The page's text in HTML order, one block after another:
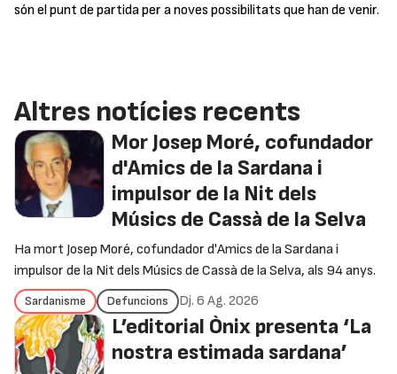
són el punt de partida per a noves possibilitats que han de venir.
Altres notícies recents
Mor Josep Moré, cofundador
d'Amics de la Sardana i
impulsor de la Nit dels
Músics de Cassà de la Selva
Ha mort Josep Moré, cofundador d'Amics de la Sardana i
impulsor de la Nit dels Músics de Cassà de la Selva, als 94 anys.
Sardanisme Defuncions Dj. 6 Ag. 2026
L’editorial Ònix presenta ‘La
nostra estimada sardana’